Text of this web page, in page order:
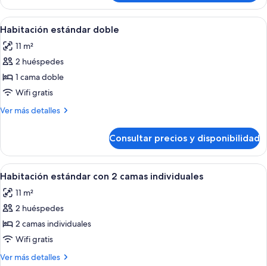
individual
estándar
Abrir
todas
las
fotos
de
Habitación
estándar
Una cama bien hecha con un
3
Habitación estándar doble
11 m²
2 huéspedes
1 cama doble
Wifi gratis
Ver más detalles
Más
estándar
doble
Consultar precios y disponibilidad
Abrir
todas
las
fotos
de
Habitación
estándar
Habitación de hotel con dos camas,
4
Habitación estándar con 2 camas individuales
11 m²
2 huéspedes
2 camas individuales
Wifi gratis
Ver más detalles
Más